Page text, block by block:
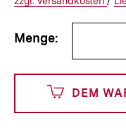
€
500
den
angeben
Menge:
DEM